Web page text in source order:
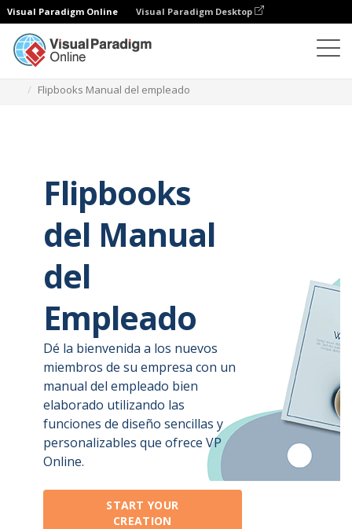
Visual Paradigm Online Visual Paradigm Desktop
Flipbooks Manual del empleado
Flipbooks
del Manual
del
Empleado
Dé la bienvenida a los nuevos
miembros de su empresa con un
manual del empleado bien
elaborado utilizando las
funciones de diseño sencillas y
personalizables que ofrece VP
Online.
START YOUR
CREATION